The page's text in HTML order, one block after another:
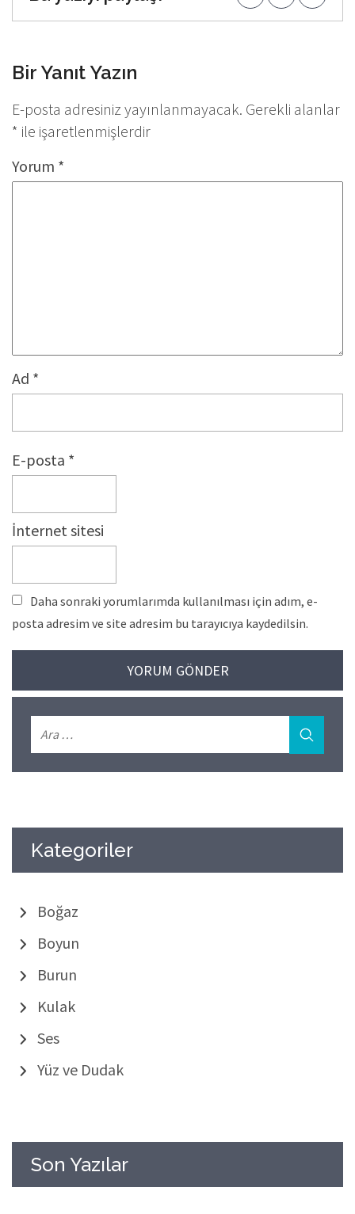
Bir Yanıt Yazın
E-posta adresiniz yayınlanmayacak. Gerekli alanlar
* ile işaretlenmişlerdir
Yorum *
Ad *
E-posta *
İnternet sitesi
Daha sonraki yorumlarımda kullanılması için adım, e-
posta adresim ve site adresim bu tarayıcıya kaydedilsin.
Kategoriler
Boğaz
Boyun
Burun
Kulak
Ses
Yüz ve Dudak
Son Yazılar